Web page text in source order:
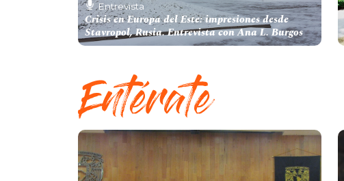
Entrevista
Crisis en Europa del Este: impresiones desde
Stavropol, Rusia. Entrevista con Ana L. Burgos